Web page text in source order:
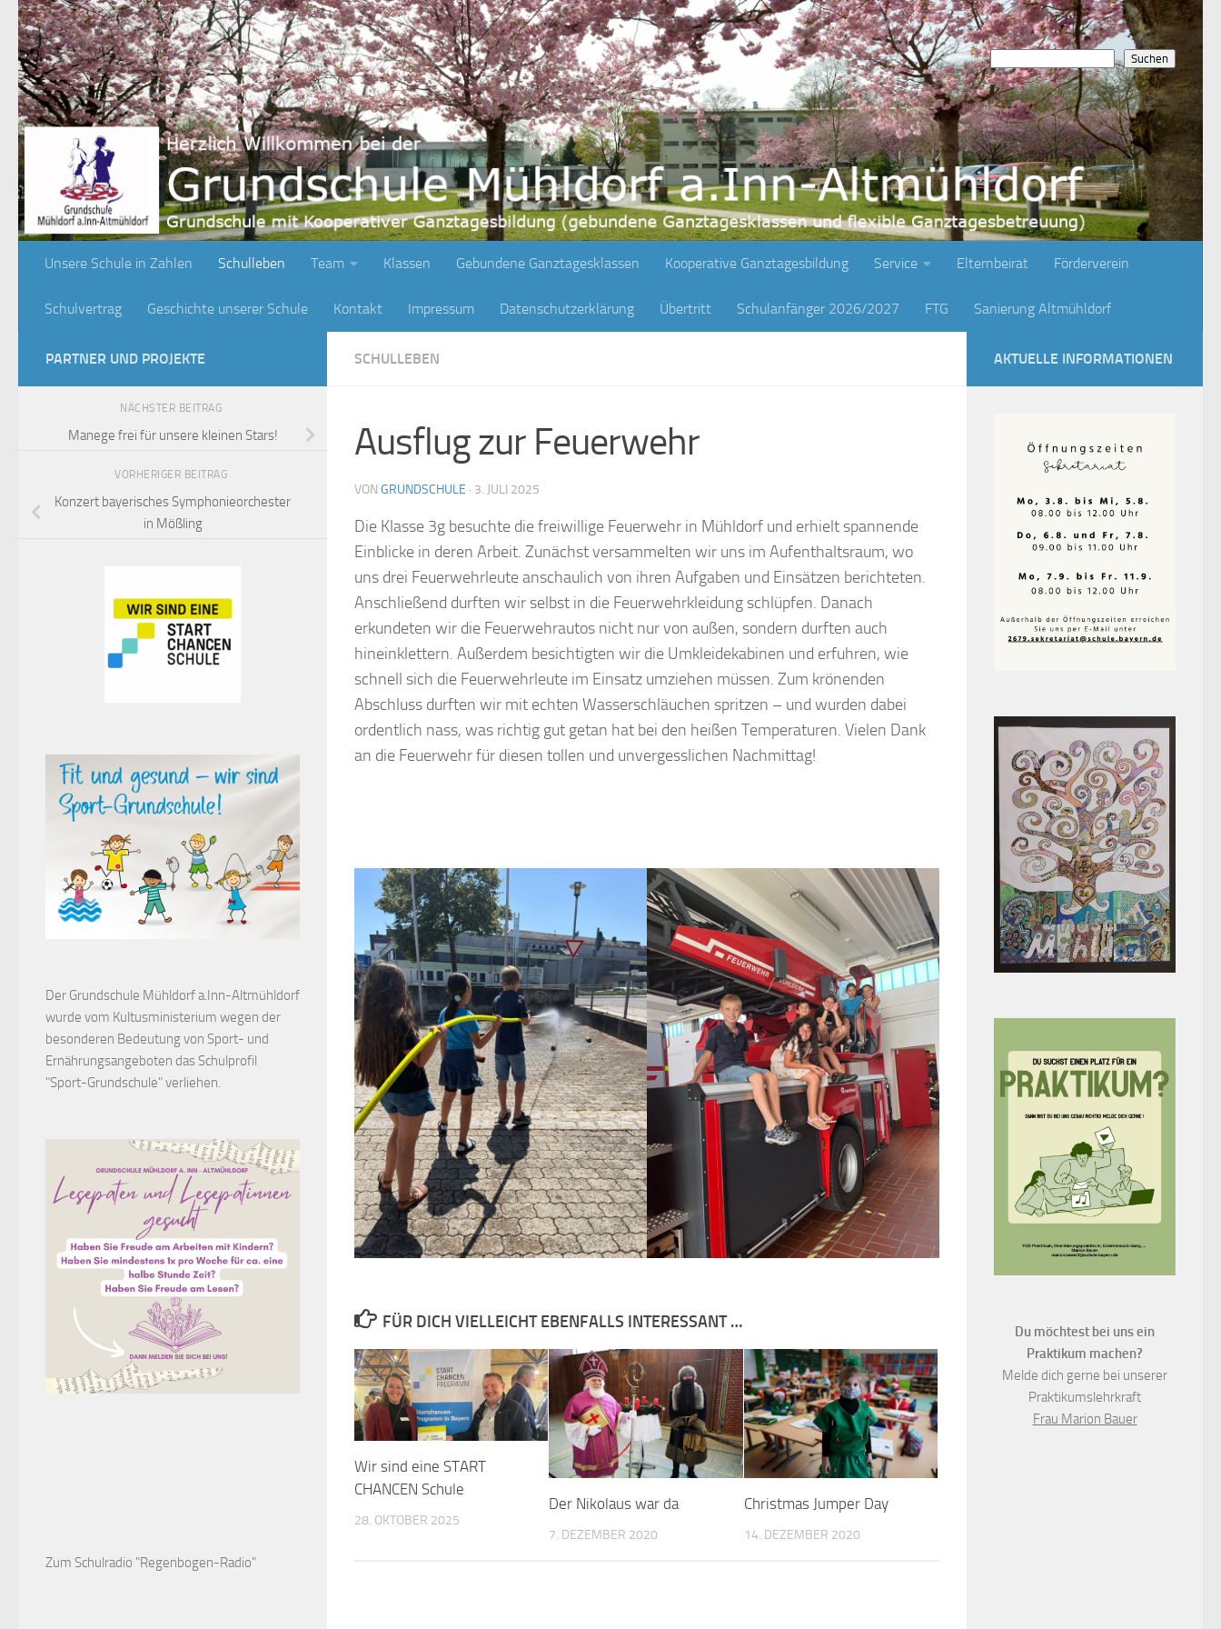
Zum Inhalt springen
Suchen
Suchen
Unsere Schule in Zahlen Schulleben Team Klassen Gebundene Ganztagesklassen Kooperative Ganztagesbildung Service Elternbeirat Förderverein
Schulvertrag Geschichte unserer Schule Kontakt Impressum Datenschutzerklärung Übertritt Schulanfänger 2026/2027 FTG Sanierung Altmühldorf
SCHULLEBEN
Ausflug zur Feuerwehr
VON GRUNDSCHULE · 3. JULI 2025
Die Klasse 3g besuchte die freiwillige Feuerwehr in Mühldorf und erhielt spannende
Einblicke in deren Arbeit. Zunächst versammelten wir uns im Aufenthaltsraum, wo
uns drei Feuerwehrleute anschaulich von ihren Aufgaben und Einsätzen berichteten.
Anschließend durften wir selbst in die Feuerwehrkleidung schlüpfen. Danach
erkundeten wir die Feuerwehrautos nicht nur von außen, sondern durften auch
hineinklettern. Außerdem besichtigten wir die Umkleidekabinen und erfuhren, wie
schnell sich die Feuerwehrleute im Einsatz umziehen müssen. Zum krönenden
Abschluss durften wir mit echten Wasserschläuchen spritzen – und wurden dabei
ordentlich nass, was richtig gut getan hat bei den heißen Temperaturen. Vielen Dank
an die Feuerwehr für diesen tollen und unvergesslichen Nachmittag!
FÜR DICH VIELLEICHT EBENFALLS INTERESSANT …
Wir sind eine START
CHANCEN Schule
28. OKTOBER 2025
Der Nikolaus war da
7. DEZEMBER 2020
Christmas Jumper Day
14. DEZEMBER 2020
PARTNER UND PROJEKTE
NÄCHSTER BEITRAG
Manege frei für unsere kleinen Stars!
VORHERIGER BEITRAG
Konzert bayerisches Symphonieorchester
in Mößling
Der Grundschule Mühldorf a.Inn-Altmühldorf
wurde vom Kultusministerium wegen der
besonderen Bedeutung von Sport- und
Ernährungsangeboten das Schulprofil
"Sport-Grundschule" verliehen.
Zum Schulradio "Regenbogen-Radio"
AKTUELLE INFORMATIONEN
Du möchtest bei uns ein
Praktikum machen?
Melde dich gerne bei unserer
Praktikumslehrkraft
Frau Marion Bauer